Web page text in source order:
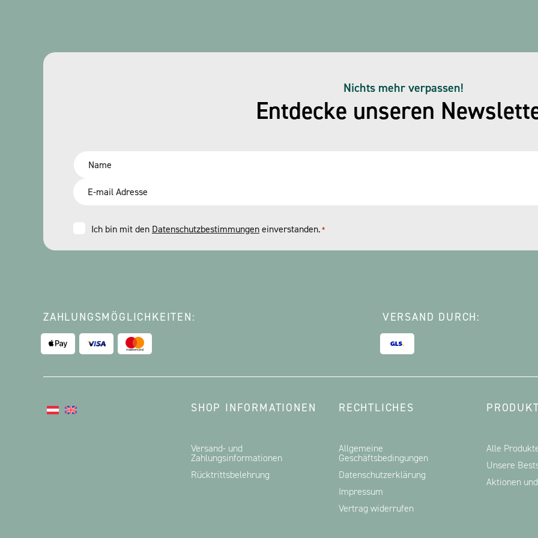
Entdecke unseren
Nichts mehr verpassen!
Consent
*
Ich bin mit den Datenschutzbestimmungeneinverstanden.*
ZAHLUNGSMÖGLICHKEITEN: VERSAND DURCH:
SHOP INFORMATIONEN
Versand- und
Zahlungsinformationen
Rücktrittsbelehrung
RECHTLICHES
Allgemeine
Geschäftsbedingungen
Datenschutzerklärung
Impressum
Vertrag widerrufen
Alle
Unsere
Aktionen